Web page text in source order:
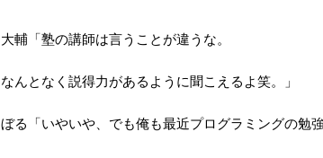
大輔「塾の講師は言うことが違うな。
なんとなく説得力があるように聞こえるよ笑。」
ぼる「いやいや、でも俺も最近プログラミングの勉強